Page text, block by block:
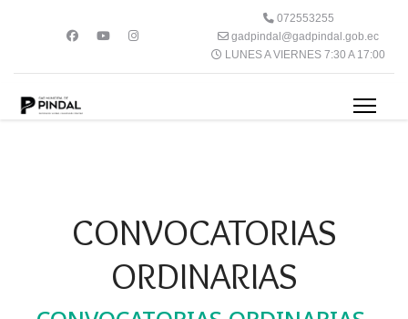
072553255
gadpindal@gadpindal.gob.ec
LUNES A VIERNES 7:30 A 17:00
CONVOCATORIAS
ORDINARIAS